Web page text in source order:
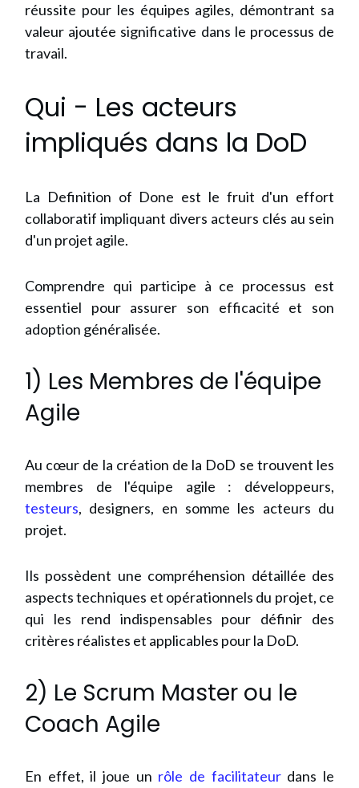
réussite pour les équipes agiles, démontrant sa
valeur ajoutée significative dans le processus de
travail.
Qui - Les acteurs
impliqués dans la DoD
La Definition of Done est le fruit d'un effort
collaboratif impliquant divers acteurs clés au sein
d'un projet agile.
Comprendre qui participe à ce processus est
essentiel pour assurer son efficacité et son
adoption généralisée.
1) Les Membres de l'équipe
Agile
Au cœur de la création de la DoD se trouvent les
membres de l'équipe agile : développeurs,
testeurs, designers, en somme les acteurs du
projet.
Ils possèdent une compréhension détaillée des
aspects techniques et opérationnels du projet, ce
qui les rend indispensables pour définir des
critères réalistes et applicables pour la DoD.
2) Le Scrum Master ou le
Coach Agile
En effet, il joue un rôle de facilitateurdans le